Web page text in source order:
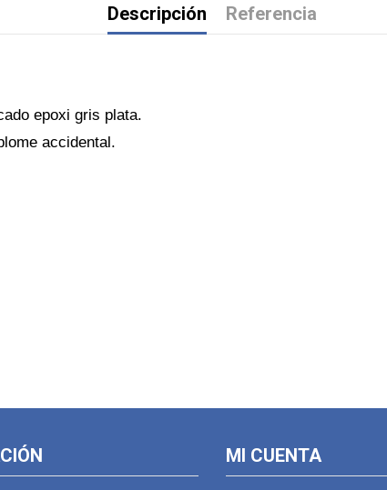
Descripción Referencia
epoxi gris plata.
accidental.
MI CUENTA